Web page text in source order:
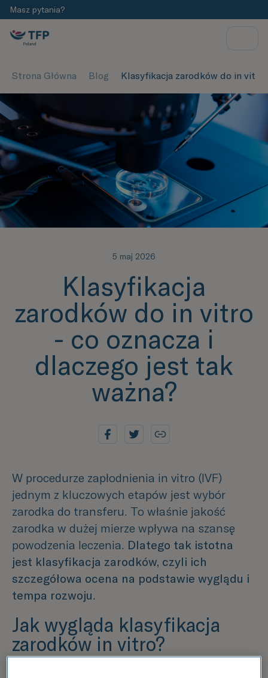
Masz pytania?
Strona Główna Blog Klasyfikacja zarodków do in vitro
5 maj 2026
Klasyfikacja
zarodków do in vitro
- co oznacza i
dlaczego jest tak
ważna?
W procedurze zapłodnienia in vitro (IVF)
jednym z kluczowych etapów jest wybór
zarodka do transferu. To właśnie jakość
zarodka w dużej mierze wpływa na szansę
powodzenia leczenia. Dlatego tak istotna
jest klasyfikacja zarodków, czyli ich
szczegółowa ocena na podstawie wyglądu i
tempa rozwoju.
Jak wygląda klasyfikacja
zarodków in vitro?